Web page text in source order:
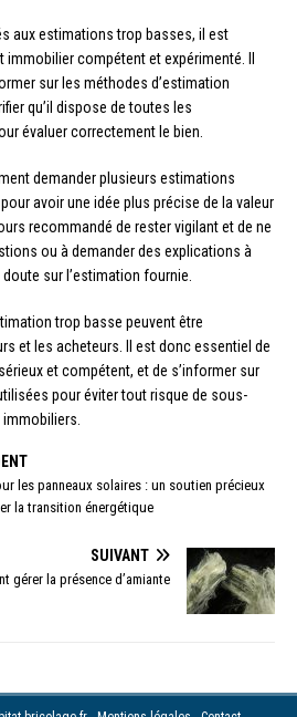
aux estimations trop basses, il est
compétent et expérimenté. Il
sur les méthodes d’estimation
qu’il dispose de toutes les
évaluer correctement le bien.
demander plusieurs estimations
avoir une idée plus précise de la valeur
recommandé de rester vigilant et de ne
ou à demander des explications à
sur l’estimation fournie.
trop basse peuvent être
et les acheteurs. Il est donc essentiel de
et compétent, et de s’informer sur
pour éviter tout risque de sous-
les panneaux solaires : un soutien précieux
la transition énergétique
SUIVANT
gérer la présence d’amiante